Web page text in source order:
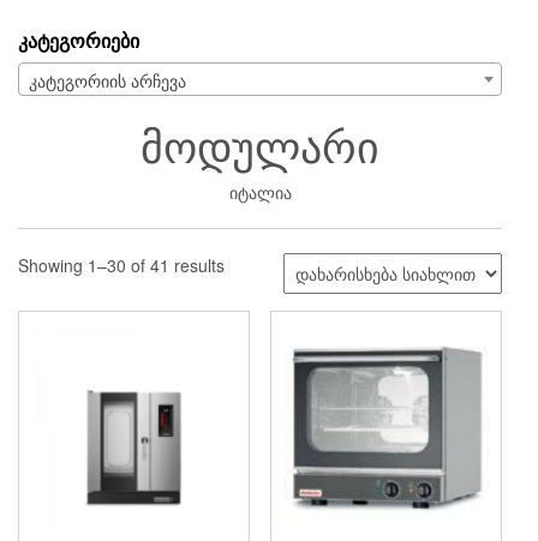
ᲙᲐᲢᲔᲒᲝᲠᲘᲔᲑᲘ
კატეგორიის არჩევა
მოდულარი
იტალია
Showing 1–30 of 41 resultsSorted
latest